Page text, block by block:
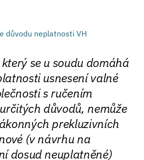
důvodu neplatnosti VH
se u soudu domáhá
usnesení valné
s ručením
důvodů, nemůže
prekluzivních
(v návrhu na
dosud neuplatněné)